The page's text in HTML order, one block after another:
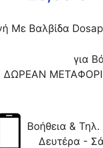
Με Βαλβίδα
για
ΔΩΡΕΑΝ
Βοήθεια & Τηλ.
Δευτέρα -